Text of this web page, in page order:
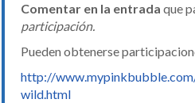
Comentar en la entrada que
participación.
Pueden obtenerse
http://
wild.html